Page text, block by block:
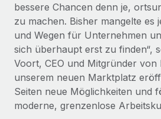
bessere Chancen denn je,
zu machen. Bisher mangelte es
und Wegen für Unternehmen
sich überhaupt erst zu finden“,
Voort, CEO und Mitgründer von
unserem neuen Marktplatz
Seiten neue Möglichkeiten und
moderne, grenzenlose